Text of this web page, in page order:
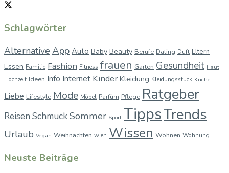
Schlagwörter
Alternative App Auto Baby Beauty Berufe Dating Duft Eltern
Essen Familie Fashion Fitness frauen Garten Gesundheit Haut
Hochzeit Ideen Info Internet Kinder Kleidung Kleidungsstück Küche
Liebe Lifestyle Mode Möbel Parfüm Pflege Ratgeber
Reisen SchmuckSommer Sport TippsTrends
Urlaub Vegan Weihnachten wien Wissen Wohnen Wohnung
Neuste Beiträge